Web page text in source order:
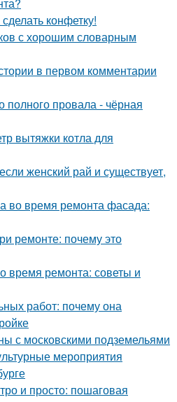
конфетку!
с хорошим словарным
в первом комментарии
полного провала - чёрная
вытяжки котла для
женский рай и существует,
во время ремонта фасада:
ремонте: почему это
время ремонта: советы и
работ: почему она
с московскими подземельями
мероприятия
и просто: пошаговая